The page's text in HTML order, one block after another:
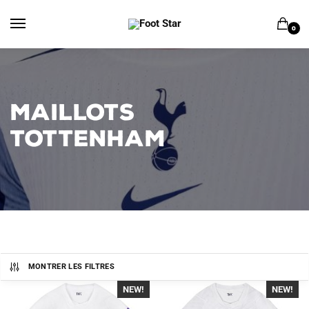
0
MAILLOTS
TOTTENHAM
MONTRER LES FILTRES
-40%
NEW! -40%
NEW!